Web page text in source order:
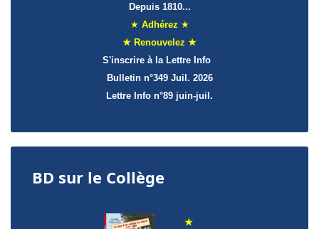
Depuis 1810...
★ Adhérez ★
★ Renouvelez ★
S'inscrire à la Lettre Info
Bulletin n°349 Juil. 2026
Lettre Info n°89 juin-juil.
BD sur le Collège
★